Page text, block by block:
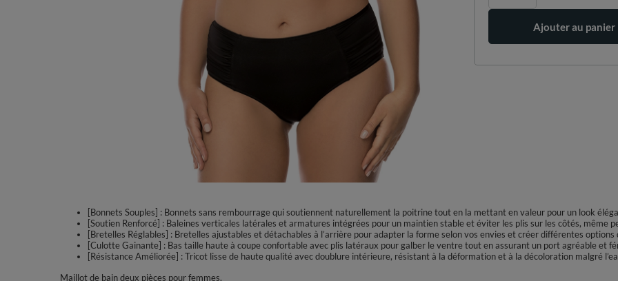
Ajouter au panier
[Bonnets Souples] : Bonnets sans rembourrage qui soutiennent naturellement la poitrine tout en la mettant en valeur pour un look
[Soutien Renforcé] : Baleines verticales latérales et armatures intégrées pour un maintien stable et éviter les plis sur les côtés, même
[Bretelles Réglables] : Bretelles ajustables et détachables à l’arrière pour adapter la forme selon vos envies et créer différentes options
[Culotte Gainante] : Bas taille haute à coupe confortable avec plis latéraux pour galber le ventre tout en assurant un port agréable et
[Résistance Améliorée] : Tricot lisse de haute qualité avec doublure intérieure, résistant à la déformation et à la décoloration malgré
Maillot de bain deux pièces pour femmes.